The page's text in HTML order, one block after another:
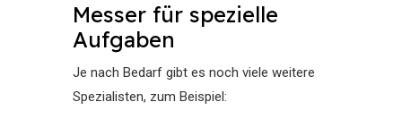
Messer für spezielle
Aufgaben
Je nach Bedarf gibt es noch viele weitere
Spezialisten, zum Beispiel: